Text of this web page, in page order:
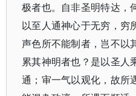
极者也。自非圣明特达，
以至人通神心于无穷，穷
声色所不能制者，岂不以
累其神明者也？是以圣人
通；审一气以观化，故所